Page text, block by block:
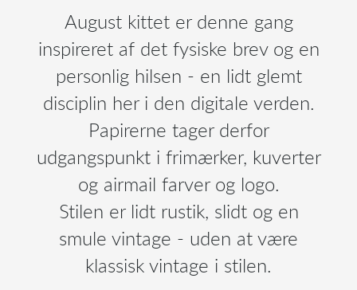
August kittet er denne gang
inspireret af det fysiske brev og en
personlig hilsen - en lidt glemt
disciplin her i den digitale verden.
Papirerne tager derfor
udgangspunkt i frimærker, kuverter
og airmail farver og logo.
Stilen er lidt rustik, slidt og en
smule vintage - uden at være
klassisk vintage i stilen.